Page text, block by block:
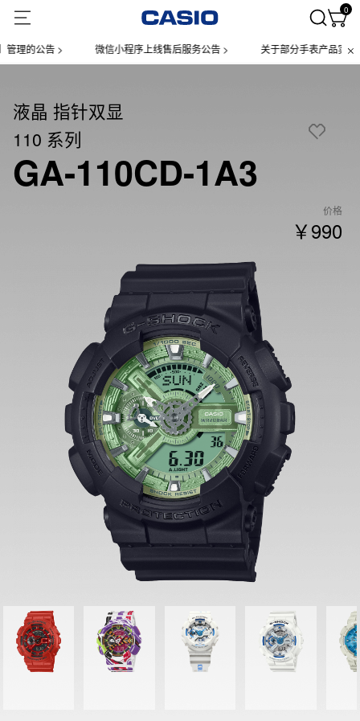
0
公告 > 微信小程序上线售后服务公告 > 关于部分手表产品实施【一
液晶 指针双显
110 系列
GA-110CD-1A3
价格
￥990